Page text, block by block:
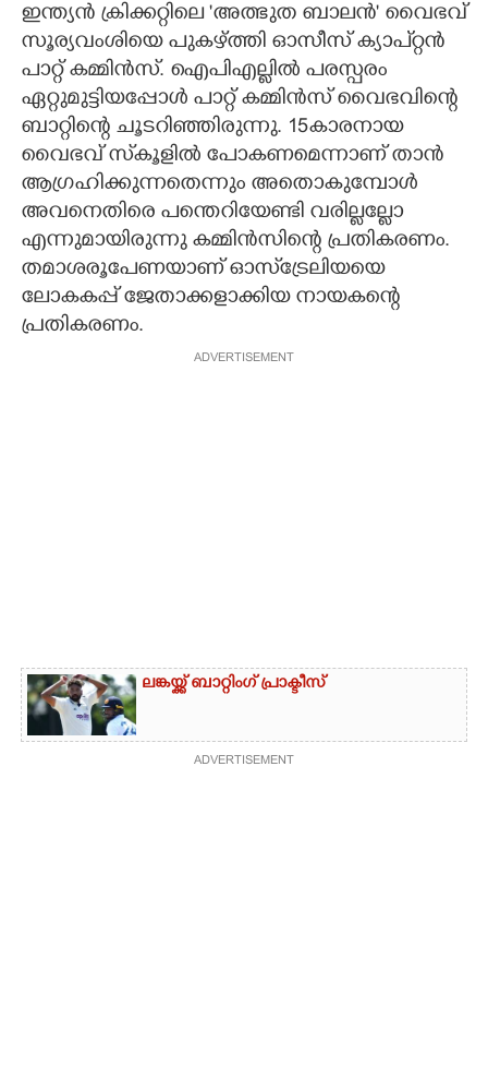
CARTOONS
LITERATURE
ZOOM
CONTACT US
ഇന്ത്യന്‍ ക്രിക്കറ്റിലെ 'അത്ഭുത ബാലന്‍' വൈഭവ്
സൂര്യവംശിയെ പുകഴ്ത്തി ഓസീസ് ക്യാപ്റ്റന്‍
പാറ്റ് കമ്മിന്‍സ്. ഐപിഎല്ലില്‍ പരസ്പരം
ഏറ്റുമുട്ടിയപ്പോള്‍ പാറ്റ് കമ്മിന്‍സ് വൈഭവിന്റെ
ബാറ്റിന്റെ ചൂടറിഞ്ഞിരുന്നു. 15കാരനായ
വൈഭവ് സ്‌കൂളില്‍ പോകണമെന്നാണ് താന്‍
ആഗ്രഹിക്കുന്നതെന്നും അതൊകുമ്പോള്‍
അവനെതിരെ പന്തെറിയേണ്ടി വരില്ലല്ലോ
എന്നുമായിരുന്നു കമ്മിന്‍സിന്റെ പ്രതികരണം.
തമാശരൂപേണയാണ് ഓസ്‌ട്രേലിയയെ
ലോകകപ്പ് ജേതാക്കളാക്കിയ നായകന്റെ
പ്രതികരണം.
ADVERTISEMENT
ലങ്കയ്ക്ക് ബാറ്റിംഗ് പ്രാക്ടീസ്
ADVERTISEMENT